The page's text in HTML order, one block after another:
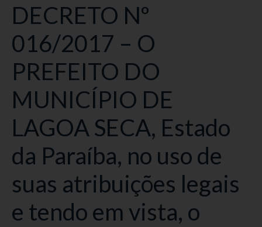
DECRETO Nº
016/2017 – O
PREFEITO DO
MUNICÍPIO DE
LAGOA SECA, Estado
da Paraíba, no uso de
suas atribuições legais
e tendo em vista, o